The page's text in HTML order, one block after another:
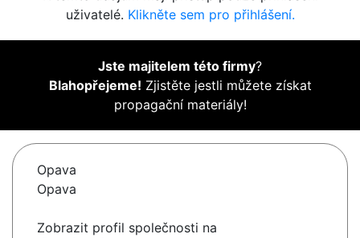
uživatelé. Klikněte sem pro přihlášení.
Jste majitelem této firmy?
Blahopřejeme! Zjistěte jestli můžete získat
propagační materiály!
Opava
Opava
Zobrazit profil společnosti na